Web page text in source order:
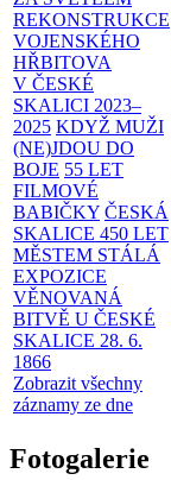
REKONSTRUKCE
VOJENSKÉHO
HŘBITOVA
V ČESKÉ
SKALICI 2023–
2025 KDYŽ MUŽI
(NE)JDOU DO
BOJE 55 LET
FILMOVÉ
BABIČKY ČESKÁ
SKALICE 450 LET
MĚSTEM STÁLÁ
EXPOZICE
VĚNOVANÁ
BITVĚ U ČESKÉ
SKALICE 28. 6.
1866
Zobrazit všechny
záznamy ze dne
Fotogalerie